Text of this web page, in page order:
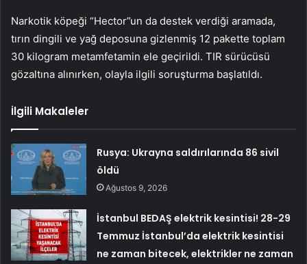
Narkotik köpeği “Hector”un da destek verdiği aramada,
tırın dingili ve yağ deposuna gizlenmiş 12 pakette toplam
30 kilogram metamfetamin ele geçirildi. TIR sürücüsü
gözaltına alınırken, olayla ilgili soruşturma başlatıldı.
İlgili Makaleler
Rusya: Ukrayna saldırılarında 86 sivil
öldü
Ağustos 9, 2026
İstanbul BEDAŞ elektrik kesintisi! 28-29
Temmuz İstanbul’da elektrik kesintisi
ne zaman bitecek, elektrikler ne zaman